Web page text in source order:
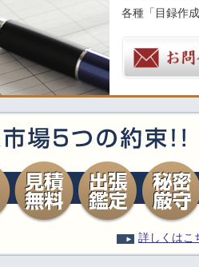
各種「目録作
詳しくはこ